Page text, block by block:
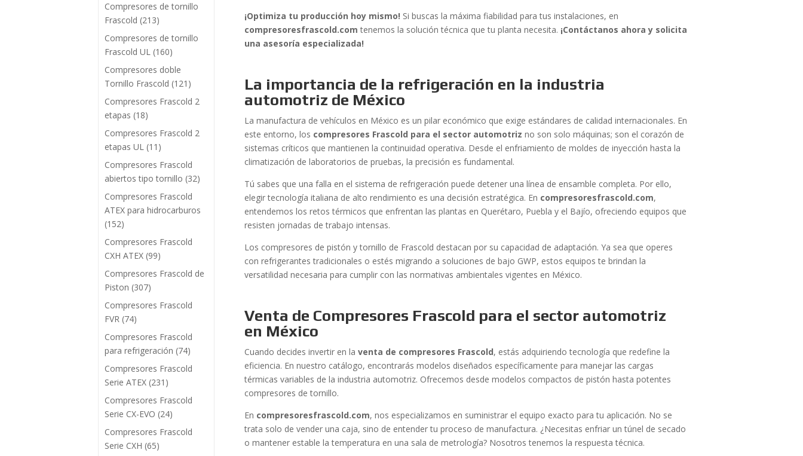
¡Optimiza tu producción hoy mismo! Si buscas la máxima fiabilidad para tus instalaciones, en
compresoresfrascold.com tenemos la solución técnica que tu planta necesita. ¡Contáctanos ahora y solicita
una asesoría especializada!
La importancia de la refrigeración en la industria
automotriz de México
La manufactura de vehículos en México es un pilar económico que exige estándares de calidad internacionales. En
este entorno, los compresores Frascold para el sector automotriz no son solo máquinas; son el corazón de
sistemas críticos que mantienen la continuidad operativa. Desde el enfriamiento de moldes de inyección hasta la
climatización de laboratorios de pruebas, la precisión es fundamental.
Tú sabes que una falla en el sistema de refrigeración puede detener una línea de ensamble completa. Por ello,
elegir tecnología italiana de alto rendimiento es una decisión estratégica. En compresoresfrascold.com,
entendemos los retos térmicos que enfrentan las plantas en Querétaro, Puebla y el Bajío, ofreciendo equipos que
resisten jornadas de trabajo intensas.
Los compresores de pistón y tornillo de Frascold destacan por su capacidad de adaptación. Ya sea que operes
con refrigerantes tradicionales o estés migrando a soluciones de bajo GWP, estos equipos te brindan la
versatilidad necesaria para cumplir con las normativas ambientales vigentes en México.
Venta de Compresores Frascold para el sector automotriz
en México
Cuando decides invertir en laventa de compresores Frascold, estás adquiriendo tecnología que redefine la
eficiencia. En nuestro catálogo, encontrarás modelos diseñados específicamente para manejar las cargas
térmicas variables de la industria automotriz. Ofrecemos desde modelos compactos de pistón hasta potentes
compresores de tornillo.
En compresoresfrascold.com, nos especializamos en suministrar el equipo exacto para tu aplicación. No se
trata solo de vender una caja, sino de entender tu proceso de manufactura. ¿Necesitas enfriar un túnel de secado
o mantener estable la temperatura en una sala de metrología? Nosotros tenemos la respuesta técnica.
Compresores de tornillo
Frascold (213)
Compresores de tornillo
Frascold UL (160)
Compresores doble
Tornillo Frascold (121)
Compresores Frascold 2
etapas (18)
Compresores Frascold 2
etapas UL (11)
Compresores Frascold
abiertos tipo tornillo (32)
Compresores Frascold
ATEX para hidrocarburos
(152)
Compresores Frascold
CXH ATEX (99)
Compresores Frascold de
Piston (307)
Compresores Frascold
FVR (74)
Compresores Frascold
para refrigeración (74)
Compresores Frascold
Serie ATEX (231)
Compresores Frascold
Serie CX-EVO (24)
Compresores Frascold
Serie CXH (65)